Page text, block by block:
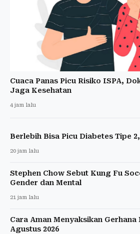
Cuaca Panas Picu Risiko ISPA,
Jaga Kesehatan
4 jam lalu
Berlebih Bisa Picu Diabetes Tipe
20 jam lalu
Stephen Chow Sebut Kung Fu
Gender dan Mental
21 jam lalu
Cara Aman Menyaksikan Gerhana
Agustus 2026